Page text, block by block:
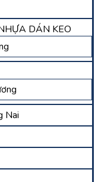
DÁN KEO
Nai